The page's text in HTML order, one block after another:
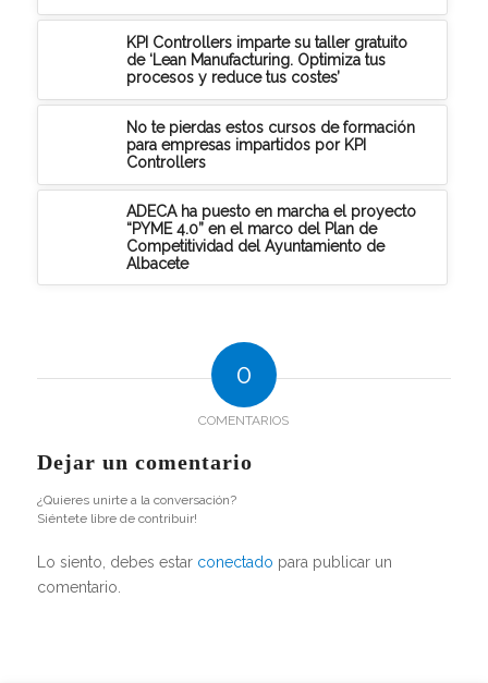
KPI Controllers imparte su taller gratuito
de ‘Lean Manufacturing. Optimiza tus
procesos y reduce tus costes’
No te pierdas estos cursos de formación
para empresas impartidos por KPI
Controllers
ADECA ha puesto en marcha el proyecto
“PYME 4.0” en el marco del Plan de
Competitividad del Ayuntamiento de
Albacete
0
COMENTARIOS
Dejar un comentario
¿Quieres unirte a la conversación?
Siéntete libre de contribuir!
Lo siento, debes estar conectado para publicar un
comentario.